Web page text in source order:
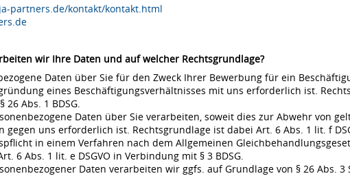
partners.de/kontakt/kontakt.html
wir Ihre Daten und auf welcher Rechtsgrundlage?
Daten über Sie für den Zweck Ihrer Bewerbung für ein
eines Beschäftigungsverhältnisses mit uns erforderlich ist.
26 Abs. 1 BDSG.
Daten über Sie verarbeiten, soweit dies zur Abwehr von
gegen uns erforderlich ist. Rechtsgrundlage ist dabei Art. 6 Abs. 1 lit. f
in einem Verfahren nach dem Allgemeinen
6 Abs. 1 lit. e DSGVO in Verbindung mit § 3 BDSG.
Daten verarbeiten wir ggfs. auf Grundlage von § 26 Abs. 3